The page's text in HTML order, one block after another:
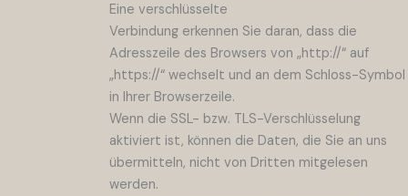
Eine verschlüsselte
Verbindung erkennen Sie daran, dass die
Adresszeile des Browsers von „http://“ auf
„https://“ wechselt und an dem Schloss-Symbol
in Ihrer Browserzeile.
Wenn die SSL- bzw. TLS-Verschlüsselung
aktiviert ist, können die Daten, die Sie an uns
übermitteln, nicht von Dritten mitgelesen
werden.